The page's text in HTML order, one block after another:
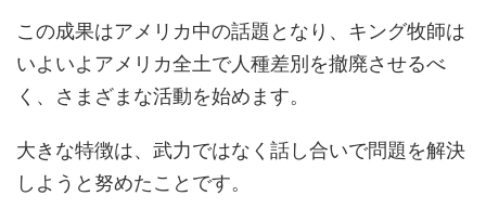
この成果はアメリカ中の話題となり、キング牧師は
いよいよアメリカ全土で人種差別を撤廃させるべ
く、さまざまな活動を始めます。
大きな特徴は、武力ではなく話し合いで問題を解決
しようと努めたことです。